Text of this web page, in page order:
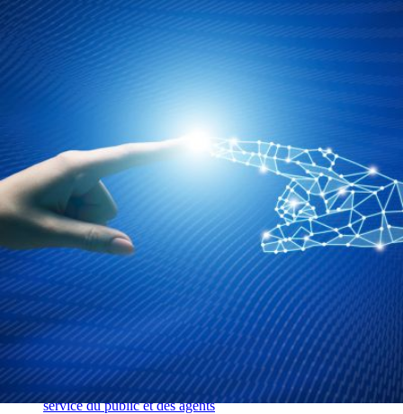
Qui
sommes-
nous ?
S'inscrire à
la
newsletter
Découvrir
l'UNSA
Rémunération
|
OTE et DDI
Travail & santé
|
Action sociale
|
Contractuels
|
Le dialogue social engagé pour une Intelligence Artificielle au
service du public et des agents